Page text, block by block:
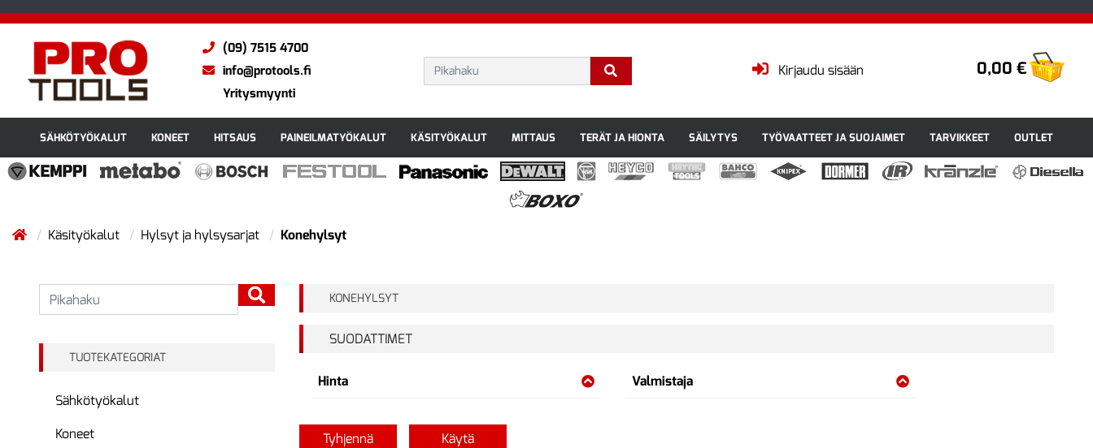
(09) 7515 4700
info@protools.fi
Yritysmyynti
0,00 €
Kirjaudu sisään
SÄHKÖTYÖKALUT KONEET HITSAUS PAINEILMATYÖKALUT KÄSITYÖKALUT MITTAUS TERÄT JA HIONTA SÄILYTYS TYÖVAATTEET JA SUOJAIMET TARVIKKEET OUTLET
Käsityökalut Hylsyt ja hylsysarjat Konehylsyt
TUOTEKATEGORIAT
Sähkötyökalut
Koneet
KONEHYLSYT
SUODATTIMET
Hinta Valmistaja
Tyhjennä Käytä